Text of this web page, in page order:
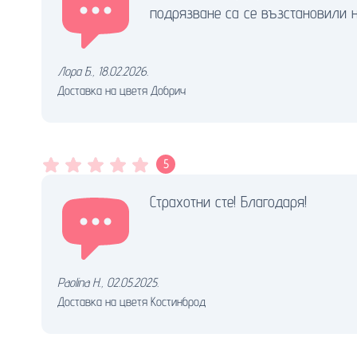
подрязване са се възстановили
Лора Б., 18.02.2026.
Доставка на цветя Добрич
5
Страхотни сте! Благодаря!
Paolina H., 02.05.2025.
Доставка на цветя Костинброд